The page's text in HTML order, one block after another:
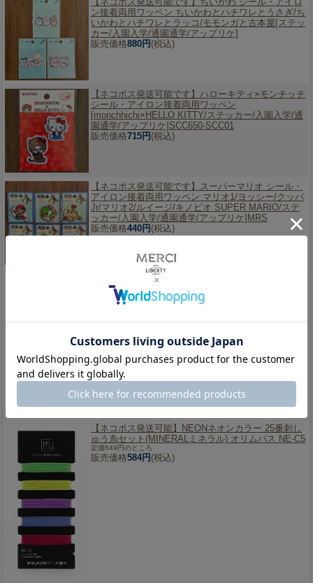
ン接着両用ワッペン ちいかわとハチワレとうさぎ/ち
いかわとハチワレとラッコ/モモンガと古本屋[ステッ
カー/入園入学/通園通学/アップリケ]
販売価格880円 (税込)
【ネコポス発送可能です】 ハローキティ×モンチッチ
シール・アイロン接着両用ワッペン
[monchhichi×HELLO KITTY/ステッカー/入園入学/通
園通学/アップリケ]SCC650-SCC01
販売価格715円 (税込)
【ネコポス発送可能です】
スーパーマリオ シール・
アイロン接着両用ワッペン マリオ1/ヨッシー/クッパ
Jr/マリオ2/ルイージ/キノピオ SUPER MARIO/ステ
ッカー/入園入学/通園通学/アップリケ]MRS
販売価格440円 (税込)
【ネコポス発送可能】
ゅう糸セット(BUBBLE GUMバブルガム) オリムパス
NE-C4
【ネコポス発送可能】
NEONネオンカラー 25番刺し
ゅう糸セット(MINERALミネラル) オリムパス NE-C5
定価649円のところ
販売価格584円 (税込)